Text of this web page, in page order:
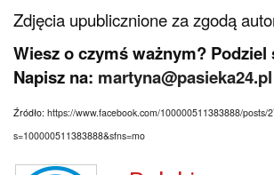
Zdjęcia upublicznione za zgodą
Wiesz o czymś ważnym?
Napisz na: martyna@pasieka24.pl
Źródło: https://www.facebook.com/100000511383888/posts/
s=100000511383888&sfns=mo